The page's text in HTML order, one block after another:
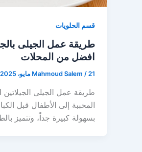
قسم الحلويات
طريقة عمل الجيلى
افضل من المحلات
Mahmoud Salem / 21 مايو، 2025
طريقة عمل الجيلى
المحببة إلى الأطفال قبل
بسهولة كبيرة جداً، وتتميز